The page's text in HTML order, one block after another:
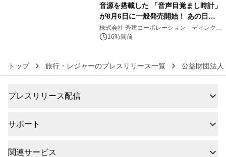
音源を搭載した 「音声目覚まし時計」
が8月6日に一般発売開始！ あの日の
大興奮が今甦る
株式会社 秀建コーポレーション ディレクト
アートギャラリー
16時間前
トップ 旅行・レジャーのプレスリリース一覧 公益財団法
プレスリリース配信
サポート
関連サービス